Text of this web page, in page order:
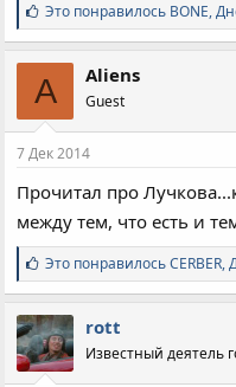
С
и
м
п
а
т
и
:
Это понравилось BONE,
A Aliens
Guest
7 Дек 2014
Прочитал про
между тем, что есть и
С
и
м
п
а
т
и
Это понравилосьCERBER,
rott
Известный деятель